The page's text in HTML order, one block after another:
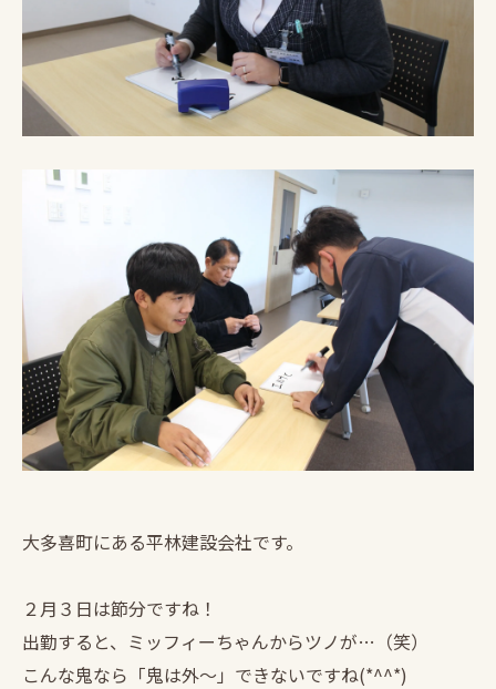
大多喜町にある平林建設会社です。
２月３日は節分ですね！
出勤すると、ミッフィーちゃんからツノが…（笑）
こんな鬼なら「鬼は外～」できないですね(*^^*)